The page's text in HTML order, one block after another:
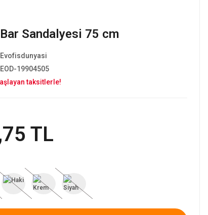
Sandalyesi 75 cm
Evofisdunyasi
EOD-19904505
taksitlerle!
TL